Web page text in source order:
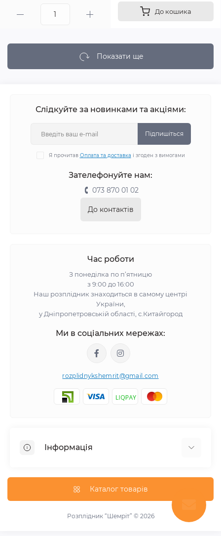
До кошика
Показати ще
Слідкуйте за новинками та акціями:
Підпишіться
Я прочитав Оплата та доставка і згоден з вимогами
Зателефонуйте нам:
073 870 01 02
До контактів
Час роботи
З понеділка по п’ятницю
з 9:00 до 16:00
Наш розплідник знаходиться в самому центрі
України,
у Дніпропетровській області, с.Китайгород
Ми в соціальних мережах:
rozplidnykshemrit@gmail.com
Інформація
Оплата та доставка
Каталог товарів
Розплідник “Шемріт” © 2026